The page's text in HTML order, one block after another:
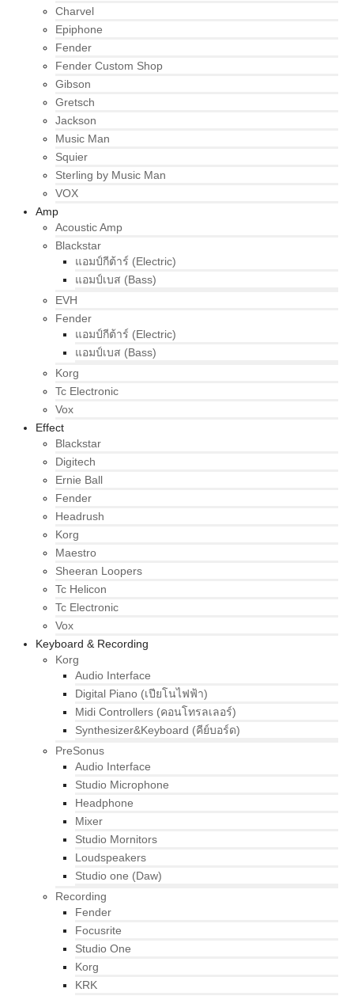
Charvel
Epiphone
Fender
Fender Custom Shop
Gibson
Gretsch
Jackson
Music Man
Squier
Sterling by Music Man
VOX
Amp
Acoustic Amp
Blackstar
แอมป์กีต้าร์ (Electric)
แอมป์เบส (Bass)
EVH
Fender
แอมป์กีต้าร์ (Electric)
แอมป์เบส (Bass)
Korg
Tc Electronic
Vox
Effect
Blackstar
Digitech
Ernie Ball
Fender
Headrush
Korg
Maestro
Sheeran Loopers
Tc Helicon
Tc Electronic
Vox
Keyboard & Recording
Korg
Audio Interface
Digital Piano (เปียโนไฟฟ้า)
Midi Controllers (คอนโทรลเลอร์)
Synthesizer&Keyboard (คีย์บอร์ด)
PreSonus
Audio Interface
Studio Microphone
Headphone
Mixer
Studio Mornitors
Loudspeakers
Studio one (Daw)
Recording
Fender
Focusrite
Studio One
Korg
KRK